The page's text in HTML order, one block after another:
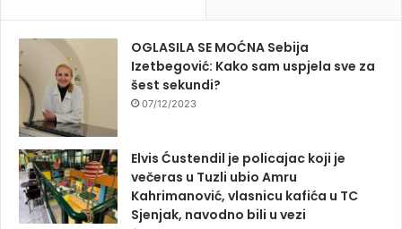
OGLASILA SE MOĆNA Sebija
Izetbegović: Kako sam uspjela sve za
šest sekundi?
07/12/2023
Elvis Ćustendil je policajac koji je
večeras u Tuzli ubio Amru
Kahrimanović, vlasnicu kafića u TC
Sjenjak, navodno bili u vezi